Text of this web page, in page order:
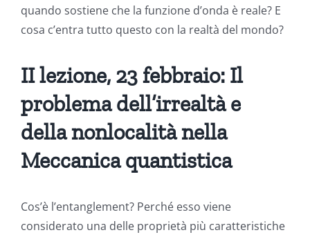
quando sostiene che la funzione d’onda è reale? E
cosa c’entra tutto questo con la realtà del mondo?
II lezione, 23 febbraio: Il
problema dell’irrealtà e
della nonlocalità nella
Meccanica quantistica
Cos’è l’entanglement? Perché esso viene
considerato una delle proprietà più caratteristiche